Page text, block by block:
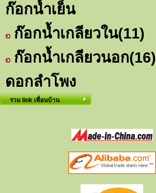
ก๊อกน้ำเย็น
ก๊อกน้ำเกลียวใน(11)
ก๊อกน้ำเกลียวนอก(16)
ดอกลำโพง
รวม link เพื่อนบ้าน